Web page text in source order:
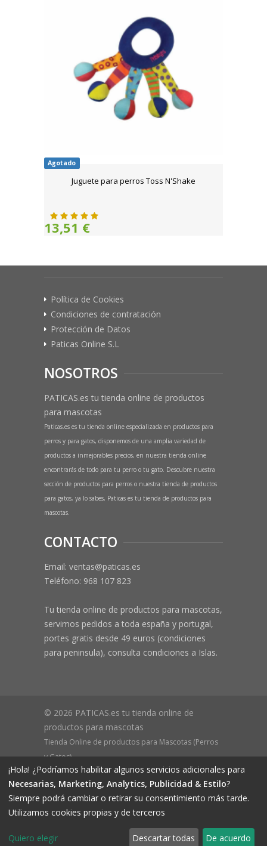
Agotado
Juguete para perros Toss N'Shake
13,51 €
Política de Cookies
Condiciones de contratación
Protección de Datos
Paticas Online S.L
NOSOTROS
PATICAS.es tu tienda online de productos
para mascotas
Paticas.es es tu tienda online especializada en productos para
perros y para gatos, disponemos de una amplia variedad de
productos a inmejorables precios, en nuestra tienda online
encontrarás de todo para tu perro o tu gato. Descubre nuestra
sección de productos para perros o nuestra tienda de productos
para gatos, ya lo sabes, Paticas es tu tienda de productos para
mascotas.
CONTACTO
Email: ventas@paticas.es
Teléfono: 968 107 823
Tu tienda online de productos para mascotas,
servimos pedidos a toda españa y portugal,
portes gratis desde 49 euros (condiciones
para peninsula), consulta condiciones a Islas.
© 2026 PATICAS.es tu tienda online de
productos para mascotas
Tienda Online de productos para Mascotas (Perros
y Gatos)
CIF B73648305 Domicilio: Av Monteazahar, 4 1º Izq,
30570, Beniaján (MURCIA) - ESPAÑA Inscrita en el
Registro Mercantil de Murcia Hoja MU-72366, Tomo
2719, Folio 76.
¡Hola! ¿Podríamos habilitar algunos servicios adicionales para
Necesarias, Marketing, Analytics, Publicidad & Estilo?
Siempre podrá cambiar o retirar su consentimiento más tarde.
Utilizamos cookies propias y de terceros
Quiero elegir Descartar todas De acuerdo